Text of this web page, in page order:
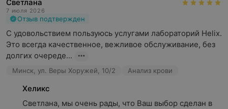
Светлана
7 июля 2026
Отзыв подтвержден
С удовольствием пользуюсь услугами лабораторий Helix.
Это всегда качественное, вежливое обслуживание, без
долгих очереде...
Минск, ул. Веры Хоружей, 10/2 Анализ крови
Хеликс
Светлана, мы очень рады, что Ваш выбор сделан в